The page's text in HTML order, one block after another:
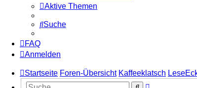
Aktive Themen
Suche
FAQ
Anmelden
Startseite Foren-Übersicht Kaffeeklatsch